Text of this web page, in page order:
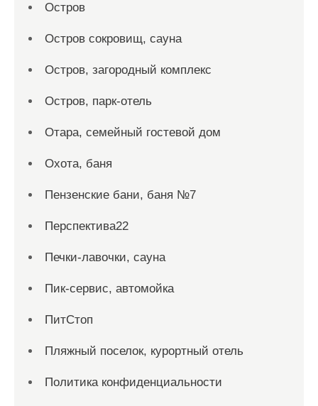
Остров
Остров сокровищ, сауна
Остров, загородный комплекс
Остров, парк-отель
Отара, семейный гостевой дом
Охота, баня
Пензенские бани, баня №7
Перспектива22
Печки-лавочки, сауна
Пик-сервис, автомойка
ПитСтоп
Пляжный поселок, курортный отель
Политика конфиденциальности